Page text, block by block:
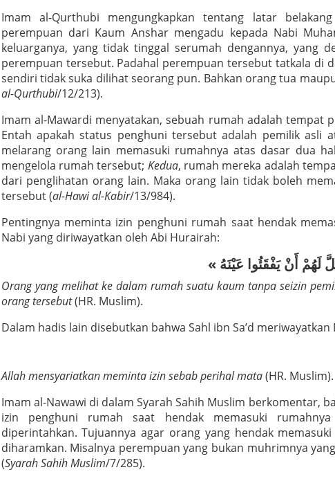
Imam al-Qurthubi mengungkapkan tentang latar
perempuan dari Kaum Anshar mengadu kepada Nabi
keluarganya, yang tidak tinggal serumah dengannya, yang
perempuan tersebut. Padahal perempuan tersebut tatkala di
sendiri tidak suka dilihat seorang pun. Bahkan orang tua
al-Qurthubi/12/213).
Imam al-Mawardi menyatakan, sebuah rumah adalah tempat
Entah apakah status penghuni tersebut adalah pemilik asli
melarang orang lain memasuki rumahnya atas dasar dua
mengelola rumah tersebut; Kedua, rumah mereka adalah
dari penglihatan orang lain. Maka orang lain tidak boleh
tersebut (al-Hawi al-Kabir/13/984).
Pentingnya meminta izin penghuni rumah saat hendak
Nabi yang diriwayatkan oleh Abi Hurairah:
Orang yang melihat ke dalam rumah suatu kaum tanpa seizin
orang tersebut(HR. Muslim).
Dalam hadis lain disebutkan bahwa Sahl ibn Sa’d
Allah mensyariatkan meminta izin sebab perihal mata(HR. Muslim).
Imam al-Nawawi di dalam Syarah Sahih Muslim berkomentar,
izin penghuni rumah saat hendak memasuki
diperintahkan. Tujuannya agar orang yang hendak
diharamkan. Misalnya perempuan yang bukan muhrimnya
(Syarah Sahih Muslim/7/285).